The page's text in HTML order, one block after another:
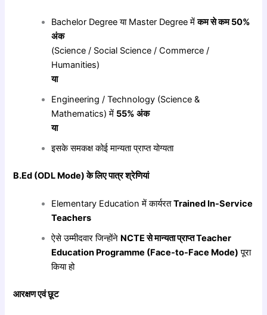
Bachelor Degree या Master Degree मेंकमसेकम 50%
अंक
(Science / Social Science / Commerce /
Humanities)
या
Engineering / Technology (Science &
Mathematics) में 55%अंक
या
इसके समकक्ष कोई मान्यता प्राप्त योग्यता
B.Ed (ODL Mode)केलिएपात्रश्रेणियां
Elementary Education में कार्यरतTrained In-Service
Teachers
ऐसे उम्मीदवार जिन्होंने NCTEसेमान्यताप्राप्त Teacher
Education Programme (Face-to-Face Mode) पूरा
किया हो
आरक्षणएवंछूट